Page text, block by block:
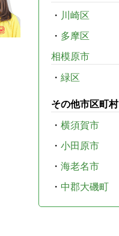
・ 川崎区
・ 多摩区
相模原市
・ 緑区
その他市区町村
・ 横須賀市
・ 小田原市
・ 海老名市
・ 中郡大磯町